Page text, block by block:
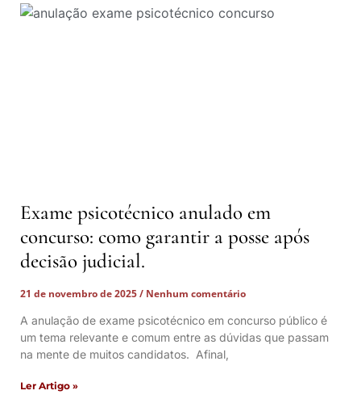
Exame psicotécnico anulado em
concurso: como garantir a posse após
decisão judicial.
21 de novembro de 2025
Nenhum comentário
A anulação de exame psicotécnico em concurso público é
um tema relevante e comum entre as dúvidas que passam
na mente de muitos candidatos. Afinal,
Ler Artigo »